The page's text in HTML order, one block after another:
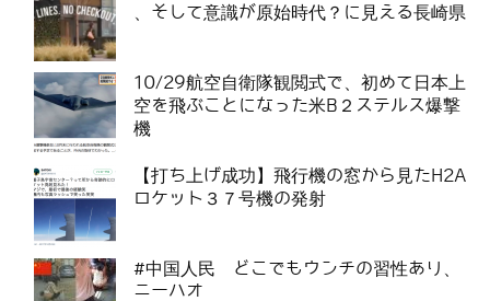
、そして意識が原始時代？に見える長崎県
10/29航空自衛隊観閲式で、初めて日本上
空を飛ぶことになった米B２ステルス爆撃
機
【打ち上げ成功】飛行機の窓から見たH2A
ロケット３７号機の発射
#中国人民 どこでもウンチの習性あり、
ニーハオ